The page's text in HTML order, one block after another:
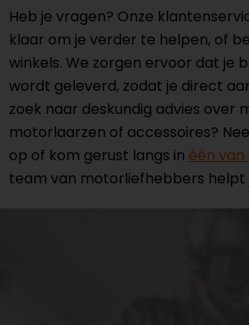
Heb je vragen? Onze
klaar om je verder te helpen, of
winkels. We zorgen ervoor dat je
wordt geleverd, zodat je direct
zoek naar deskundig advies over
motorlaarzen of accessoires?
op of kom gerust langs in één van
team van motorliefhebbers helpt